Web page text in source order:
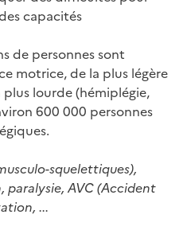
capacités
de personnes sont
motrice, de la plus légère
lourde (hémiplégie,
600 000 personnes
squelettiques),
AVC (Accident
...